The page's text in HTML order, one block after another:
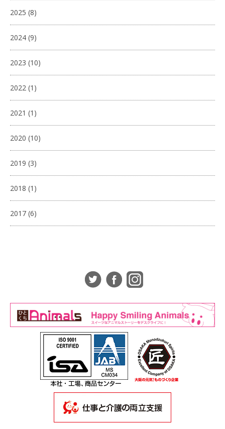
2025 (8)
2024 (9)
2023 (10)
2022 (1)
2021 (1)
2020 (10)
2019 (3)
2018 (1)
2017 (6)